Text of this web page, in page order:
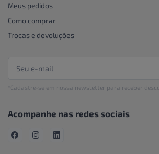
Meus pedidos
Como comprar
Trocas e devoluções
*Cadastre-se em nossa newsletter para receber
Acompanhe nas redes sociais